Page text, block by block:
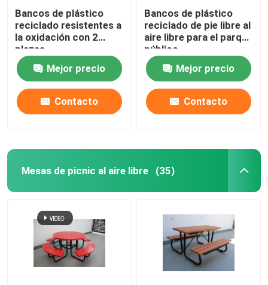
Bancos de plástico
reciclado resistentes a
la oxidación con 2
plazas
Mejor precio
Contacto
Bancos de plástico
reciclado de pie libre al
aire libre para el parque
público
Mejor precio
Contacto
Mesas de picnic al aire libre (35)